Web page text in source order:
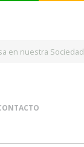
en nuestra Sociedad